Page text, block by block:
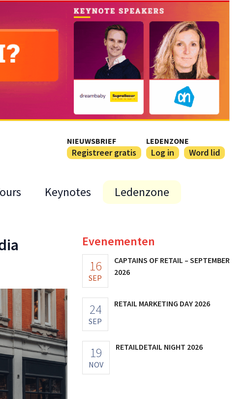
NIEUWSBRIEF
Registreer gratis
LEDENZONE
Log in Word lid
Keynotes Ledenzone
Evenementen
16
SEP
CAPTAINS OF RETAIL – SEPTEMBER
2026
24
SEP
RETAIL MARKETING DAY 2026
19
NOV
RETAILDETAIL NIGHT 2026